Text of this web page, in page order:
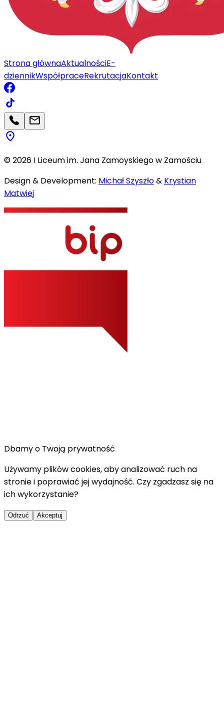
Strona głównaAktualnościE-
dziennikWspółpraceRekrutacjaKontakt
©2026 I Liceum im. Jana Zamoyskiego w Zamościu
Design & Development: Michał Szyszło& Krystian
Matwiej
Dbamy o Twoją prywatność
Używamy plików cookies, aby analizować ruch na
stronie i poprawiać jej wydajność. Czy zgadzasz się na
ich wykorzystanie?
Odrzuć Akceptuj